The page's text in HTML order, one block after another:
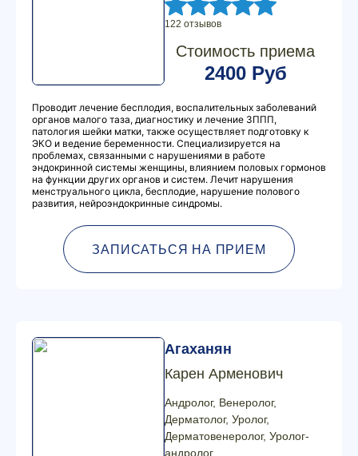
122 отзывов
Стоимость приема
2400 Руб
Проводит лечение бесплодия, воспалительных заболеваний
органов малого таза, диагностику и лечение ЗППП,
патология шейки матки, также осуществляет подготовку к
ЭКО и ведение беременности. Специализируется на
проблемах, связанными с нарушениями в работе
эндокринной системы женщины, влиянием половых гормонов
на функции других органов и систем. Лечит нарушения
менструального цикла, бесплодие, нарушение полового
развития, нейроэндокринные синдромы.
ЗАПИСАТЬСЯ НА ПРИЕМ
Агаханян
Карен Арменович
Андролог, Венеролог,
Дерматолог, Уролог,
Дерматовенеролог, Уролог-
андролог